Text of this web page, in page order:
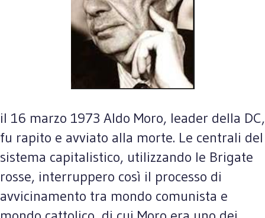
il 16 marzo 1973 Aldo Moro, leader della DC,
fu rapito e avviato alla morte. Le centrali del
sistema capitalistico, utilizzando le Brigate
rosse, interruppero così il processo di
avvicinamento tra mondo comunista e